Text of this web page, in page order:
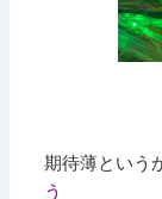
期待薄という
う